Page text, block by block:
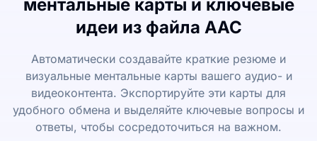
ментальные карты и ключевые
идеи из файла AAC
Автоматически создавайте краткие резюме и
визуальные ментальные карты вашего аудио- и
видеоконтента. Экспортируйте эти карты для
удобного обмена и выделяйте ключевые вопросы и
ответы, чтобы сосредоточиться на важном.